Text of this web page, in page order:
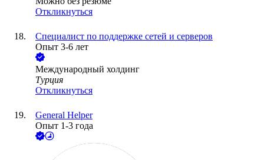
Откликнуться
Специалист по поддержке сетей и серверов
Опыт 3-6 лет
Международный холдинг
Турция
Откликнуться
General Helper
Опыт 1-3 года